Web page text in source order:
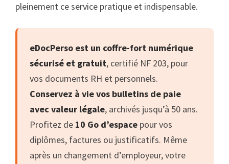
pleinement ce service pratique et indispensable.
eDocPerso est un coffre-fort numérique
sécurisé et gratuit, certifié NF 203, pour
vos documents RH et personnels.
Conservez à vie vos bulletins de paie
avec valeur légale, archivés jusqu’à 50 ans.
Profitez de 10 Go d’espace pour vos
diplômes, factures ou justificatifs. Même
après un changement d’employeur, votre